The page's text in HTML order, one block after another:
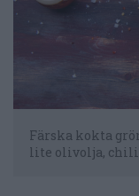
Färska kokta
lite olivolja,